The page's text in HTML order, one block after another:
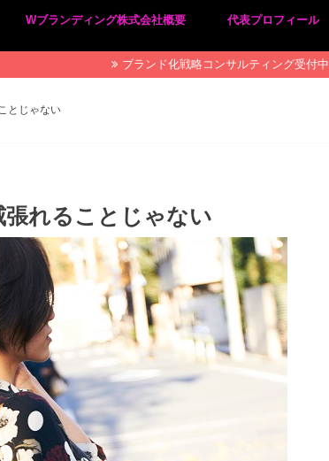
Wブランディング株式会社概要
プライバシーポリシー
特定商取引法に基づく表記
代表プロフィール
ブランド化戦略コンサルティング受付中
とじゃない
れることじゃない